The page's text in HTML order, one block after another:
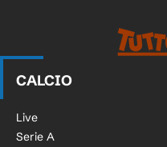
CALCIO
Live
Serie A